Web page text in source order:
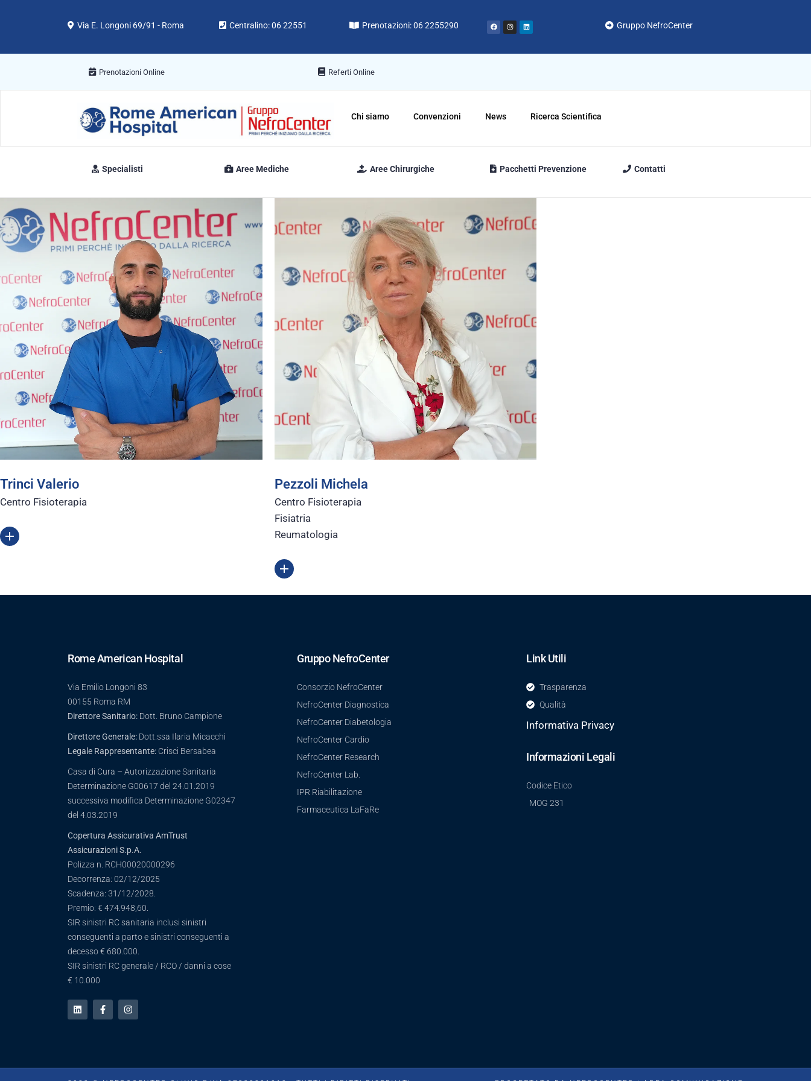
Via E. Longoni 69/91 - Roma Centralino: 06 22551 Prenotazioni: 06 2255290 Gruppo NefroCenter
Prenotazioni Online Referti Online
Chi siamo Convenzioni News Ricerca Scientifica
Specialisti Aree Mediche Aree Chirurgiche Pacchetti Prevenzione Contatti
Trinci Valerio
Centro Fisioterapia
Pezzoli Michela
Centro Fisioterapia
Fisiatria
Reumatologia
Rome American Hospital
Via Emilio Longoni 83
00155 Roma RM
Direttore Sanitario: Dott. Bruno Campione
Direttore Generale: Dott.ssa Ilaria Micacchi
Legale Rappresentante: Crisci Bersabea
Casa di Cura – Autorizzazione Sanitaria
Determinazione G00617 del 24.01.2019
successiva modifica Determinazione G02347
del 4.03.2019
Copertura Assicurativa AmTrust
Assicurazioni S.p.A.
Polizza n. RCH00020000296
Decorrenza: 02/12/2025
Scadenza: 31/12/2028.
Premio: € 474.948,60.
SIR sinistri RC sanitaria inclusi sinistri
conseguenti a parto e sinistri conseguenti a
decesso € 680.000.
SIR sinistri RC generale / RCO / danni a cose
€ 10.000
Gruppo NefroCenter
Consorzio NefroCenter
NefroCenter Diagnostica
NefroCenter Diabetologia
NefroCenter Cardio
NefroCenter Research
NefroCenter Lab.
IPR Riabilitazione
Farmaceutica LaFaRe
Link Utili
Trasparenza
Qualità
Informativa Privacy
Informazioni Legali
Codice Etico
MOG 231